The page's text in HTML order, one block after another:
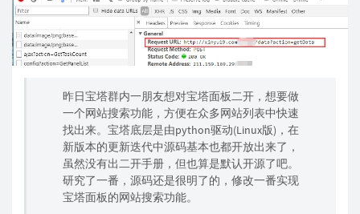
昨日宝塔群内一朋友想对宝塔面板二开，想要做
一个网站搜索功能，方便在众多网站列表中快速
找出来。宝塔底层是由python驱动(Linux版)，在
新版本的更新迭代中源码基本也都开放出来了，
虽然没有出二开手册，但也算是默认开源了吧。
研究了一番，源码还是很明了的，修改一番实现
宝塔面板的网站搜索功能。